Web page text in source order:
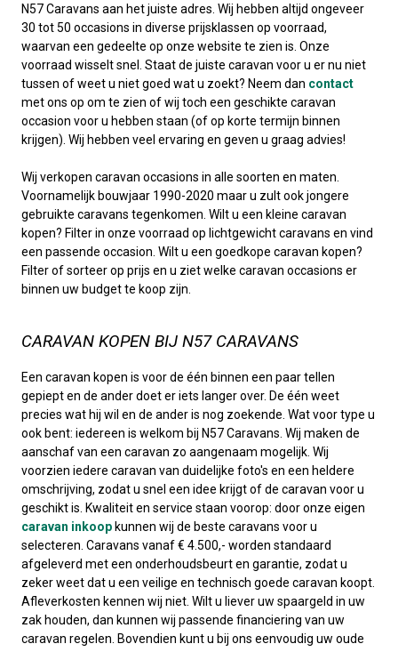
N57 Caravans aan het juiste adres. Wij hebben altijd ongeveer
30 tot 50 occasions in diverse prijsklassen op voorraad,
waarvan een gedeelte op onze website te zien is. Onze
voorraad wisselt snel. Staat de juiste caravan voor u er nu niet
tussen of weet u niet goed wat u zoekt? Neem dan contact
met ons op om te zien of wij toch een geschikte caravan
occasion voor u hebben staan (of op korte termijn binnen
krijgen). Wij hebben veel ervaring en geven u graag advies!
Wij verkopen caravan occasions in alle soorten en maten.
Voornamelijk bouwjaar 1990-2020 maar u zult ook jongere
gebruikte caravans tegenkomen. Wilt u een kleine caravan
kopen? Filter in onze voorraad op lichtgewicht caravans en vind
een passende occasion. Wilt u een goedkope caravan kopen?
Filter of sorteer op prijs en u ziet welke caravan occasions er
binnen uw budget te koop zijn.
CARAVAN KOPEN BIJ N57 CARAVANS
Een caravan kopen is voor de één binnen een paar tellen
gepiept en de ander doet er iets langer over. De één weet
precies wat hij wil en de ander is nog zoekende. Wat voor type u
ook bent: iedereen is welkom bij N57 Caravans. Wij maken de
aanschaf van een caravan zo aangenaam mogelijk. Wij
voorzien iedere caravan van duidelijke foto's en een heldere
omschrijving, zodat u snel een idee krijgt of de caravan voor u
geschikt is. Kwaliteit en service staan voorop: door onze eigen
caravan inkoop kunnen wij de beste caravans voor u
selecteren. Caravans vanaf € 4.500,- worden standaard
afgeleverd met een onderhoudsbeurt en garantie, zodat u
zeker weet dat u een veilige en technisch goede caravan koopt.
Afleverkosten kennen wij niet. Wilt u liever uw spaargeld in uw
zak houden, dan kunnen wij passende financiering van uw
caravan regelen. Bovendien kunt u bij ons eenvoudig uw oude